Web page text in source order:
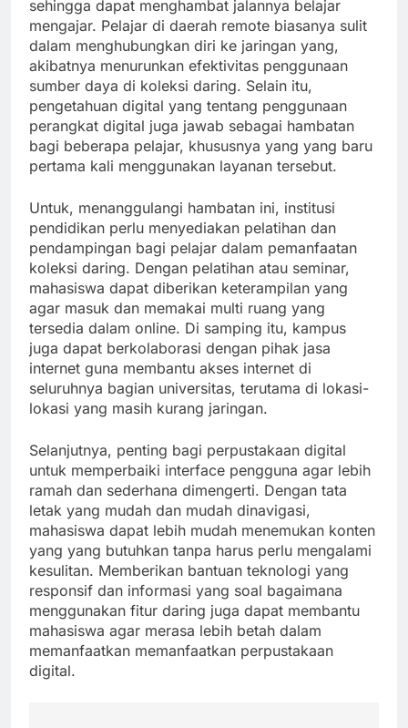
sehingga dapat menghambat jalannya belajar
mengajar. Pelajar di daerah remote biasanya sulit
dalam menghubungkan diri ke jaringan yang,
akibatnya menurunkan efektivitas penggunaan
sumber daya di koleksi daring. Selain itu,
pengetahuan digital yang tentang penggunaan
perangkat digital juga jawab sebagai hambatan
bagi beberapa pelajar, khususnya yang yang baru
pertama kali menggunakan layanan tersebut.
Untuk, menanggulangi hambatan ini, institusi
pendidikan perlu menyediakan pelatihan dan
pendampingan bagi pelajar dalam pemanfaatan
koleksi daring. Dengan pelatihan atau seminar,
mahasiswa dapat diberikan keterampilan yang
agar masuk dan memakai multi ruang yang
tersedia dalam online. Di samping itu, kampus
juga dapat berkolaborasi dengan pihak jasa
internet guna membantu akses internet di
seluruhnya bagian universitas, terutama di lokasi-
lokasi yang masih kurang jaringan.
Selanjutnya, penting bagi perpustakaan digital
untuk memperbaiki interface pengguna agar lebih
ramah dan sederhana dimengerti. Dengan tata
letak yang mudah dan mudah dinavigasi,
mahasiswa dapat lebih mudah menemukan konten
yang yang butuhkan tanpa harus perlu mengalami
kesulitan. Memberikan bantuan teknologi yang
responsif dan informasi yang soal bagaimana
menggunakan fitur daring juga dapat membantu
mahasiswa agar merasa lebih betah dalam
memanfaatkan memanfaatkan perpustakaan
digital.